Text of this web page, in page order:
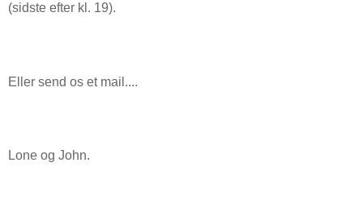
(sidste efter kl. 19).
Eller send os et mail....
Lone og John.